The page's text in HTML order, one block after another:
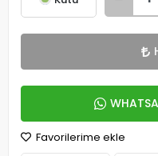
Favorilerime ekle